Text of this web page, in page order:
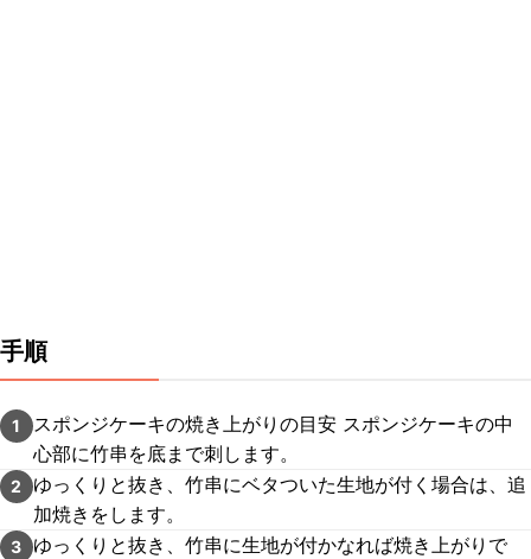
手順
1
スポンジケーキの焼き上がりの目安 スポンジケーキの中
心部に竹串を底まで刺します。
2
ゆっくりと抜き、竹串にベタついた生地が付く場合は、追
加焼きをします。
3
ゆっくりと抜き、竹串に生地が付かなれば焼き上がりで